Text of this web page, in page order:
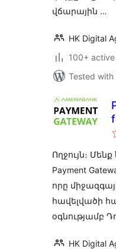
վճարային …
HK Digital
100+
Tested with
Ողջույն։
Payment
որը
հավելվածի
օգնությամբ
HK Digital